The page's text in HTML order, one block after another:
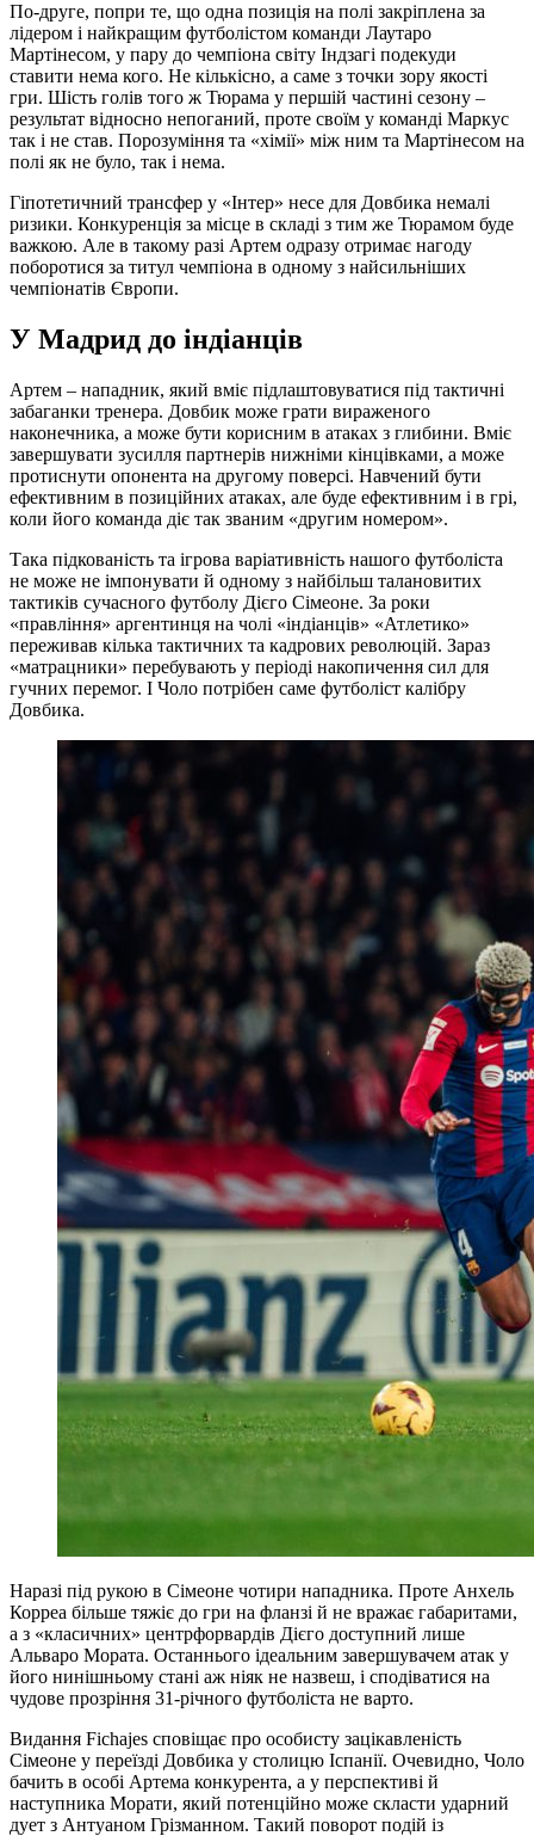
По-друге, попри те, що одна позиція на полі закріплена за
лідером і найкращим футболістом команди Лаутаро
Мартінесом, у пару до чемпіона світу Індзагі подекуди
ставити нема кого. Не кількісно, а саме з точки зору якості
гри. Шість голів того ж Тюрама у першій частині сезону –
результат відносно непоганий, проте своїм у команді Маркус
так і не став. Порозуміння та «хімії» між ним та Мартінесом на
полі як не було, так і нема.
Гіпотетичний трансфер у «Інтер» несе для Довбика немалі
ризики. Конкуренція за місце в складі з тим же Тюрамом буде
важкою. Але в такому разі Артем одразу отримає нагоду
поборотися за титул чемпіона в одному з найсильніших
чемпіонатів Європи.
У Мадрид до індіанців
Артем – нападник, який вміє підлаштовуватися під тактичні
забаганки тренера. Довбик може грати вираженого
наконечника, а може бути корисним в атаках з глибини. Вміє
завершувати зусилля партнерів нижніми кінцівками, а може
протиснути опонента на другому поверсі. Навчений бути
ефективним в позиційних атаках, але буде ефективним і в грі,
коли його команда діє так званим «другим номером».
Така підкованість та ігрова варіативність нашого футболіста
не може не імпонувати й одному з найбільш талановитих
тактиків сучасного футболу Дієго Сімеоне. За роки
«правління» аргентинця на чолі «індіанців» «Атлетико»
переживав кілька тактичних та кадрових революцій. Зараз
«матрацники» перебувають у періоді накопичення сил для
гучних перемог. І Чоло потрібен саме футболіст калібру
Довбика.
Наразі під рукою в Сімеоне чотири нападника. Проте Анхель
Корреа більше тяжіє до гри на фланзі й не вражає габаритами,
а з «класичних» центрфорвардів Дієго доступний лише
Альваро Мората. Останнього ідеальним завершувачем атак у
його нинішньому стані аж ніяк не назвеш, і сподіватися на
чудове прозріння 31-річного футболіста не варто.
Видання Fichajes сповіщає про особисту зацікавленість
Сімеоне у переїзді Довбика у столицю Іспанії. Очевидно, Чоло
бачить в особі Артема конкурента, а у перспективі й
наступника Морати, який потенційно може скласти ударний
дует з Антуаном Грізманном. Такий поворот подій із